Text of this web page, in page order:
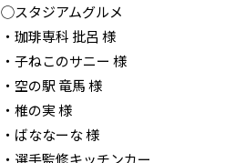
◯スタジアムグルメ
・珈琲専科 批呂 様
・子ねこのサニー 様
・空の駅 竜馬 様
・椎の実 様
・ばななーな 様
・選手監修キッチンカー